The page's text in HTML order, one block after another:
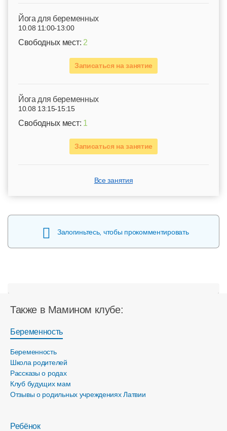
Йога для беременных
10.08 11:00-13:00
Свободных мест: 2
Записаться на занятие
Йога для беременных
10.08 13:15-15:15
Свободных мест: 1
Записаться на занятие
Все занятия
Залогиньтесь, чтобы прокомментировать
Также в Мамином клубе:
Беременность
Беременность
Школа родителей
Рассказы о родах
Клуб будущих мам
Отзывы о родильных учреждениях Латвии
Ребёнок